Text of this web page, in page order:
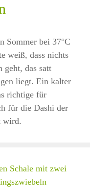
Sommer bei 37°C
weiß, dass nichts
geht, das satt
liegt. Ein kalter
richtige für
für die Dashi der
wird.